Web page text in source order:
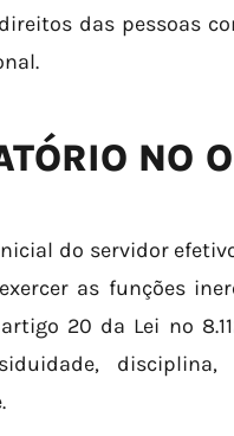
das pessoas
NO
do servidor
as funções
20 da Lei nº